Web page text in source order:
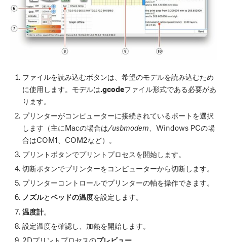
ファイルを読み込むボタンは、希望のモデルを読み込むため
に使用します。モデルは .gcodeファイル形式である必要があ
ります。
プリンターがコンピューターに接続されているポートを選択
します（主にMacの場合は/usbmodem 、Windows PCの場
合はCOM1、COM2など）。
プリント ボタンでプリントプロセスを開始します。
切断ボタンでプリンターをコンピューターから切断します。
プリンターコントロールでプリンターの軸を操作できます。
ノズルとベッドの温度を設定します。
温度計。
設定温度を確認し、加熱を開始します。
2Dプリントプロセスのプレビュー。